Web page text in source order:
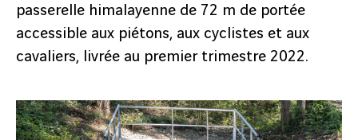
passerelle himalayenne de 72 m de portée
accessible aux piétons, aux cyclistes et aux
cavaliers, livrée au premier trimestre 2022.